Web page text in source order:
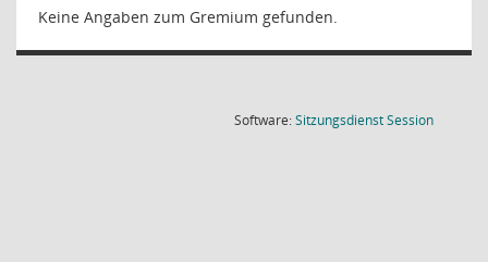
Keine Angaben zum Gremium gefunden.
Software:SitzungsdienstSession(Wird in